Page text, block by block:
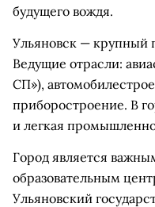
будущего вождя.
Ульяновск —
Ведущие отрасли:
СП»),
приборостроение. В
и легкая
Город является
образовательным
Ульяновский